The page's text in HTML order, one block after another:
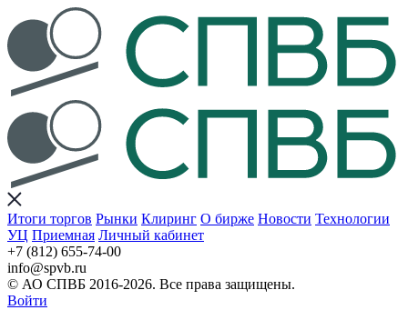
Итоги торгов Рынки Клиринг О бирже Новости Технологии
УЦ Приемная Личный кабинет
+7 (812) 655-74-00
info@spvb.ru
© АО СПВБ 2016-2026. Все права защищены.
Войти